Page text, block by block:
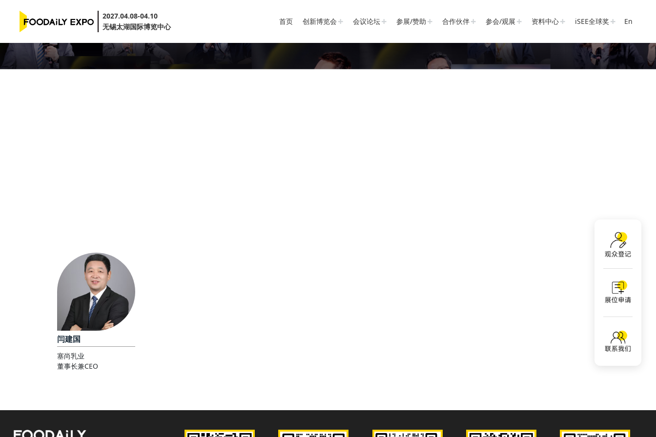
2027.04.08-04.10
无锡太湖国际博览中心
首页 创新博览会 会议论坛 参展/赞助 合作伙伴 参会/观展 资料中心 iSEE全球奖 En
闫建国
塞尚乳业
董事长兼CEO